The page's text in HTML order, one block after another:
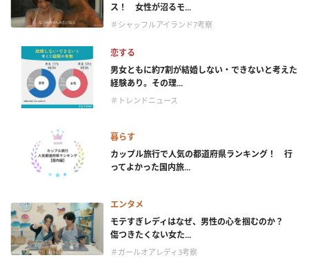
ス！ 女性が沼るモ...
＃シャッフルアイランド7考察
恋する
男女ともに約7割が結婚しない・できないと考えた
経験あり。その理...
＃トレンドニュース
暮らす
カップル旅行で人気の都道府県ランキング！ 行
ってよかった国内旅...
エンタメ
モテすぎレディはなぜ、男性の心を掴むのか？
傷つきたくない女た...
＃ガールオアレディ3考察